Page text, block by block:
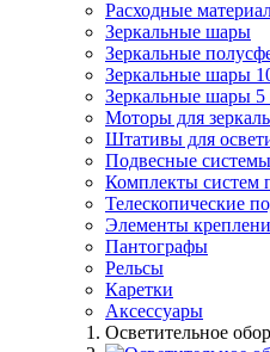
Расходные
Зеркальные шары
Зеркальные
Зеркальные шары
Зеркальные шары
Моторы для
Штативы для
Подвесные системы
Комплекты систем
Телескопические
Элементы
Пантографы
Рельсы
Каретки
Аксессуары
Осветительное